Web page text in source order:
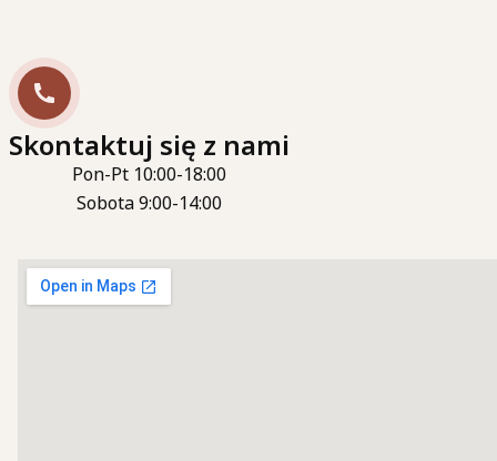
Skontaktuj się z nami
Pon-Pt 10:00-18:00